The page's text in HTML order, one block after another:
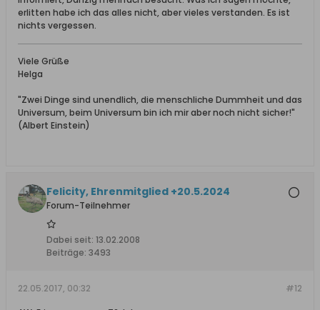
erlitten habe ich das alles nicht, aber vieles verstanden. Es ist
nichts vergessen.
Viele Grüße
Helga
"Zwei Dinge sind unendlich, die menschliche Dummheit und das
Universum, beim Universum bin ich mir aber noch nicht sicher!"
(Albert Einstein)
Felicity, Ehrenmitglied +20.5.2024
Forum-Teilnehmer
Dabei seit: 13.02.2008
Beiträge: 3493
#12
22.05.2017, 00:32